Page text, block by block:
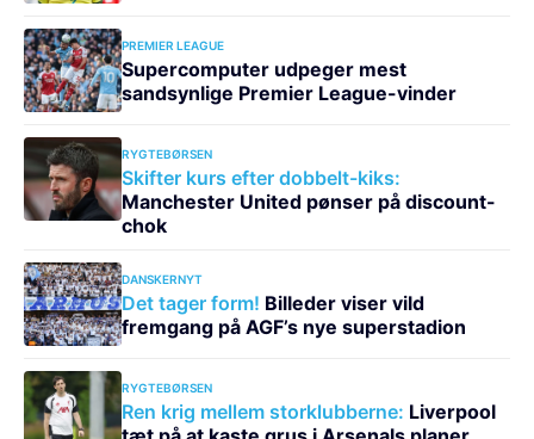
PREMIER LEAGUE
Supercomputer udpeger mest
sandsynlige Premier League-vinder
RYGTEBØRSEN
Skifter kurs efter dobbelt-kiks:
Manchester United pønser på discount-
chok
DANSKERNYT
Det tager form! Billeder viser vild
fremgang på AGF’s nye superstadion
RYGTEBØRSEN
Ren krig mellem storklubberne: Liverpool